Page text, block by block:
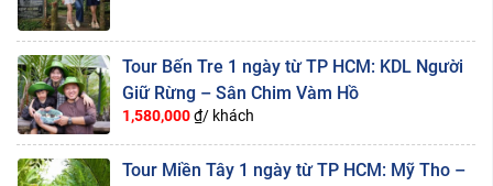
Tour Bến Tre 1 ngày từ TP HCM: KDL Người
Giữ Rừng – Sân Chim Vàm Hồ
1,580,000₫/ khách
Tour Miền Tây 1 ngày từ TP HCM: Mỹ Tho –